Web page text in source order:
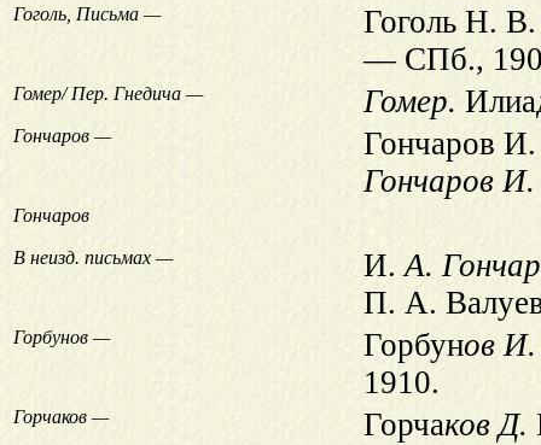
Гоголь, Письма —
Гоголь Н.
— СПб.,
Гомер/ Пер. Гнедича — Гомер.
Гончаров —
Гончаров
Гончаров
Гончаров
В неизд. письмах — И.А.
П. А.
Горбунов — Горбунов
1910.
Горчаков — Горчаков Д.